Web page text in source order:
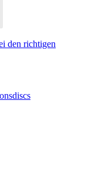
den richtigen